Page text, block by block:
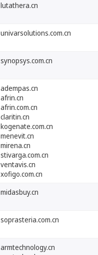
lutathera.cn
univarsolutions.com.cn
synopsys.com.cn
adempas.cn
afrin.cn
afrin.com.cn
claritin.cn
kogenate.com.cn
menevit.cn
mirena.cn
stivarga.com.cn
ventavis.cn
xofigo.com.cn
midasbuy.cn
soprasteria.com.cn
armtechnology.cn